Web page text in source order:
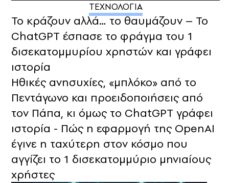
ΤΕΧΝΟΛΟΓΙΑ
Το κράζουν αλλά… το θαυμάζουν – Το
ChatGPT έσπασε το φράγμα του 1
δισεκατομμυρίου χρηστών και γράφει
ιστορία
Ηθικές ανησυχίες, «μπλόκο» από το
Πεντάγωνο και προειδοποιήσεις από
τον Πάπα, κι όμως το ChatGPT γράφει
ιστορία - Πώς η εφαρμογή της OpenAI
έγινε η ταχύτερη στον κόσμο που
αγγίζει το 1 δισεκατομμύριο μηνιαίους
χρήστες